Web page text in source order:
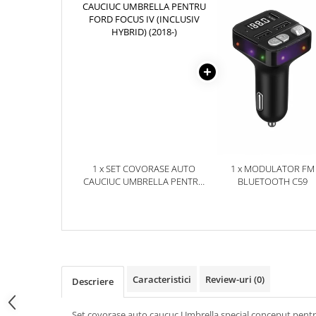
Accesorii Electronice Auto
Piese Caroserie
Amortizoare Capota
1 x SET COVORASE AUTO
CAUCIUC UMBRELLA PENTRU
1 x MODULATOR FM
BLUETOOTH C59
Descriere Caracteristici Review-uri (0)